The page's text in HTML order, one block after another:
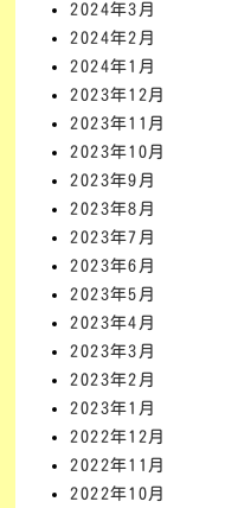
2024年3月
2024年2月
2024年1月
2023年12月
2023年11月
2023年10月
2023年9月
2023年8月
2023年7月
2023年6月
2023年5月
2023年4月
2023年3月
2023年2月
2023年1月
2022年12月
2022年11月
2022年10月